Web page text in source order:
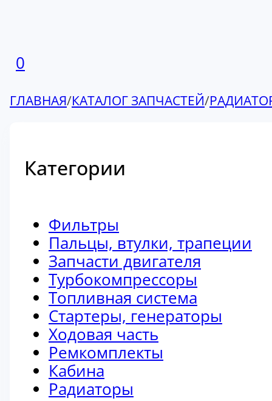
0
ГЛАВНАЯ/КАТАЛОГ ЗАПЧАСТЕЙ/
Категории
Фильтры
Пальцы, втулки, трапеции
Запчасти двигателя
Турбокомпрессоры
Топливная система
Стартеры, генераторы
Ходовая часть
Ремкомплекты
Кабина
Радиаторы